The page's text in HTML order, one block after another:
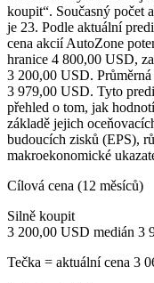
koupit“. Současný počet
je 23. Podle aktuální
cena akcií AutoZone
hranice 4 800,00 USD,
3 200,00 USD.
3 979,00 USD. Tyto
přehled o tom, jak
základě jejich
budoucích zisků (EPS),
makroekonomické
Cílová cena (12 měsíců)
Silně koupit
3 200,00 USD medián 3
Tečka = aktuální cena 3